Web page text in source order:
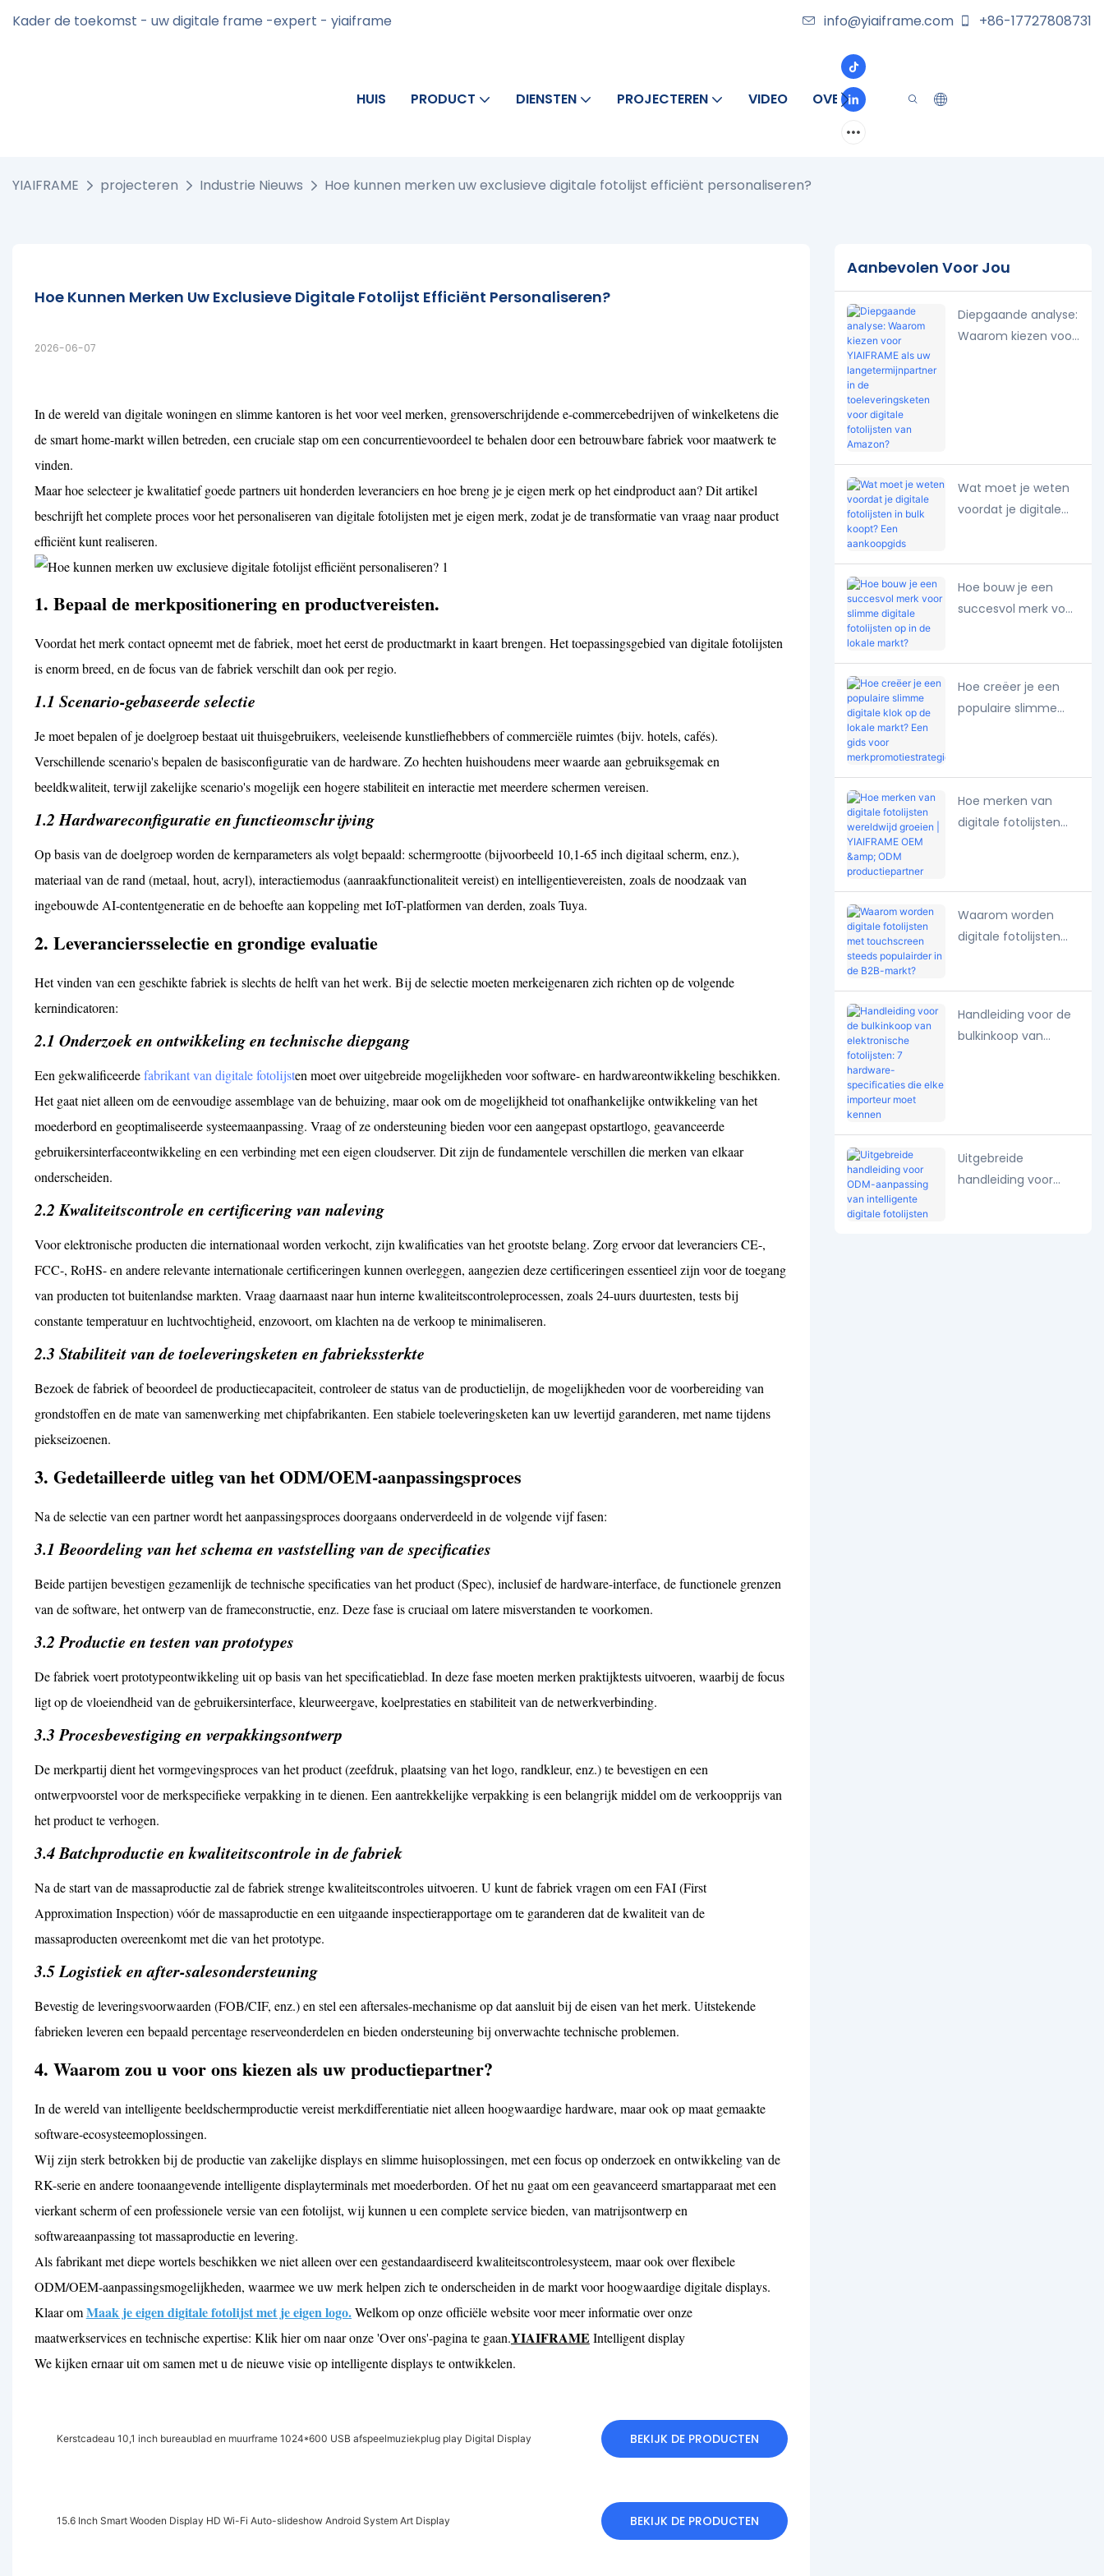
Kader de toekomst - uw digitale frame -expert - yiaiframe info@yiaiframe.com +86-17727808731
HUIS PRODUCT DIENSTEN PROJECTEREN VIDEO OVER CONTACT
YIAIFRAME projecteren Industrie Nieuws Hoe kunnen merken uw exclusieve digitale fotolijst efficiënt personaliseren?
Hoe Kunnen Merken Uw Exclusieve Digitale Fotolijst Efficiënt Personaliseren?
2026-06-07
In de wereld van digitale woningen en slimme kantoren is het voor veel merken, grensoverschrijdende e-commercebedrijven of winkelketens die
de smart home-markt willen betreden, een cruciale stap om een ​​concurrentievoordeel te behalen door een betrouwbare fabriek voor maatwerk te
vinden.
Maar hoe selecteer je kwalitatief goede partners uit honderden leveranciers en hoe breng je je eigen merk op het eindproduct aan? Dit artikel
beschrijft het complete proces voor het personaliseren van digitale fotolijsten met je eigen merk, zodat je de transformatie van vraag naar product
efficiënt kunt realiseren.
1. Bepaal de merkpositionering en productvereisten.
Voordat het merk contact opneemt met de fabriek, moet het eerst de productmarkt in kaart brengen. Het toepassingsgebied van digitale fotolijsten
is enorm breed, en de focus van de fabriek verschilt dan ook per regio.
1.1 Scenario-gebaseerde selectie
Je moet bepalen of je doelgroep bestaat uit thuisgebruikers, veeleisende kunstliefhebbers of commerciële ruimtes (bijv. hotels, cafés).
Verschillende scenario's bepalen de basisconfiguratie van de hardware. Zo hechten huishoudens meer waarde aan gebruiksgemak en
beeldkwaliteit, terwijl zakelijke scenario's mogelijk een hogere stabiliteit en interactie met meerdere schermen vereisen.
1.2 Hardwareconfiguratie en functieomschrijving
Op basis van de doelgroep worden de kernparameters als volgt bepaald: schermgrootte (bijvoorbeeld 10,1-65 inch digitaal scherm, enz.),
materiaal van de rand (metaal, hout, acryl), interactiemodus (aanraakfunctionaliteit vereist) en intelligentievereisten, zoals de noodzaak van
ingebouwde AI-contentgeneratie en de behoefte aan koppeling met IoT-platformen van derden, zoals Tuya.
2. Leveranciersselectie en grondige evaluatie
Het vinden van een geschikte fabriek is slechts de helft van het werk. Bij de selectie moeten merkeigenaren zich richten op de volgende
kernindicatoren:
2.1 Onderzoek en ontwikkeling en technische diepgang
Een gekwalificeerdefabrikant van digitale fotolijsten moet over uitgebreide mogelijkheden voor software- en hardwareontwikkeling beschikken.
Het gaat niet alleen om de eenvoudige assemblage van de behuizing, maar ook om de mogelijkheid tot onafhankelijke ontwikkeling van het
moederbord en geoptimaliseerde systeemaanpassing. Vraag of ze ondersteuning bieden voor een aangepast opstartlogo, geavanceerde
gebruikersinterfaceontwikkeling en een verbinding met een eigen cloudserver. Dit zijn de fundamentele verschillen die merken van elkaar
onderscheiden.
2.2 Kwaliteitscontrole en certificering van naleving
Voor elektronische producten die internationaal worden verkocht, zijn kwalificaties van het grootste belang. Zorg ervoor dat leveranciers CE-,
FCC-, RoHS- en andere relevante internationale certificeringen kunnen overleggen, aangezien deze certificeringen essentieel zijn voor de toegang
van producten tot buitenlandse markten. Vraag daarnaast naar hun interne kwaliteitscontroleprocessen, zoals 24-uurs duurtesten, tests bij
constante temperatuur en luchtvochtigheid, enzovoort, om klachten na de verkoop te minimaliseren.
2.3 Stabiliteit van de toeleveringsketen en fabriekssterkte
Bezoek de fabriek of beoordeel de productiecapaciteit, controleer de status van de productielijn, de mogelijkheden voor de voorbereiding van
grondstoffen en de mate van samenwerking met chipfabrikanten. Een stabiele toeleveringsketen kan uw levertijd garanderen, met name tijdens
piekseizoenen.
3. Gedetailleerde uitleg van het ODM/OEM-aanpassingsproces
Na de selectie van een partner wordt het aanpassingsproces doorgaans onderverdeeld in de volgende vijf fasen:
3.1 Beoordeling van het schema en vaststelling van de specificaties
Beide partijen bevestigen gezamenlijk de technische specificaties van het product (Spec), inclusief de hardware-interface, de functionele grenzen
van de software, het ontwerp van de frameconstructie, enz. Deze fase is cruciaal om latere misverstanden te voorkomen.
3.2 Productie en testen van prototypes
De fabriek voert prototypeontwikkeling uit op basis van het specificatieblad. In deze fase moeten merken praktijktests uitvoeren, waarbij de focus
ligt op de vloeiendheid van de gebruikersinterface, kleurweergave, koelprestaties en stabiliteit van de netwerkverbinding.
3.3 Procesbevestiging en verpakkingsontwerp
De merkpartij dient het vormgevingsproces van het product (zeefdruk, plaatsing van het logo, randkleur, enz.) te bevestigen en een
ontwerpvoorstel voor de merkspecifieke verpakking in te dienen. Een aantrekkelijke verpakking is een belangrijk middel om de verkoopprijs van
het product te verhogen.
3.4 Batchproductie en kwaliteitscontrole in de fabriek
Na de start van de massaproductie zal de fabriek strenge kwaliteitscontroles uitvoeren. U kunt de fabriek vragen om een ​​FAI (First
Approximation Inspection) vóór de massaproductie en een uitgaande inspectierapportage om te garanderen dat de kwaliteit van de
massaproducten overeenkomt met die van het prototype.
3.5 Logistiek en after-salesondersteuning
Bevestig de leveringsvoorwaarden (FOB/CIF, enz.) en stel een aftersales-mechanisme op dat aansluit bij de eisen van het merk. Uitstekende
fabrieken leveren een bepaald percentage reserveonderdelen en bieden ondersteuning bij onverwachte technische problemen.
4. Waarom zou u voor ons kiezen als uw productiepartner?
In de wereld van intelligente beeldschermproductie vereist merkdifferentiatie niet alleen hoogwaardige hardware, maar ook op maat gemaakte
software-ecosysteemoplossingen.
Wij zijn sterk betrokken bij de productie van zakelijke displays en slimme huisoplossingen, met een focus op onderzoek en ontwikkeling van de
RK-serie en andere toonaangevende intelligente displayterminals met moederborden. Of het nu gaat om een ​​geavanceerd smartapparaat met een
vierkant scherm of een professionele versie van een fotolijst, wij kunnen u een complete service bieden, van matrijsontwerp en
softwareaanpassing tot massaproductie en levering.
Als fabrikant met diepe wortels beschikken we niet alleen over een gestandaardiseerd kwaliteitscontrolesysteem, maar ook over flexibele
ODM/OEM-aanpassingsmogelijkheden, waarmee we uw merk helpen zich te onderscheiden in de markt voor hoogwaardige digitale displays.
Klaar omMaak je eigen digitale fotolijst met je eigen logo.Welkom op onze officiële website voor meer informatie over onze
maatwerkservices en technische expertise: Klik hier om naar onze 'Over ons'-pagina te gaan.YIAIFRAME Intelligent display
We kijken ernaar uit om samen met u de nieuwe visie op intelligente displays te ontwikkelen.
Kerstcadeau 10,1 inch bureaublad en muurframe 1024*600 USB afspeelmuziekplug play Digital Display BEKIJK DE PRODUCTEN
15.6 Inch Smart Wooden Display HD Wi-Fi Auto-slideshow Android System Art Display BEKIJK DE PRODUCTEN
Aanbevolen Voor Jou
Diepgaande analyse:
Waarom kiezen voor
fotolijsten van
Amazon?
Wat moet je weten
voordat je digitale
Hoe bouw je een
succesvol merk voor
Hoe creëer je een
populaire slimme
merkpromotiestrate
gieën.
Hoe merken van
digitale fotolijsten
productiepartner
Waarom worden
digitale fotolijsten
Handleiding voor de
bulkinkoop van
kennen
Uitgebreide
handleiding voor